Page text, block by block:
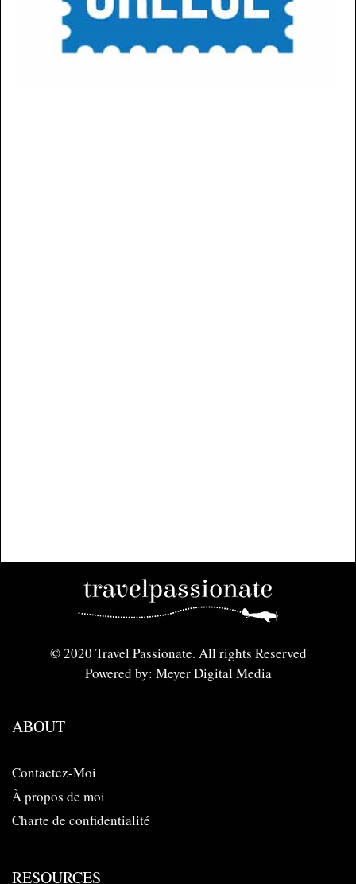
© 2020 Travel Passionate. All rights Reserved
Powered by: Meyer Digital Media
ABOUT
Contactez-Moi
À propos de moi
Charte de confidentialité
RESOURCES